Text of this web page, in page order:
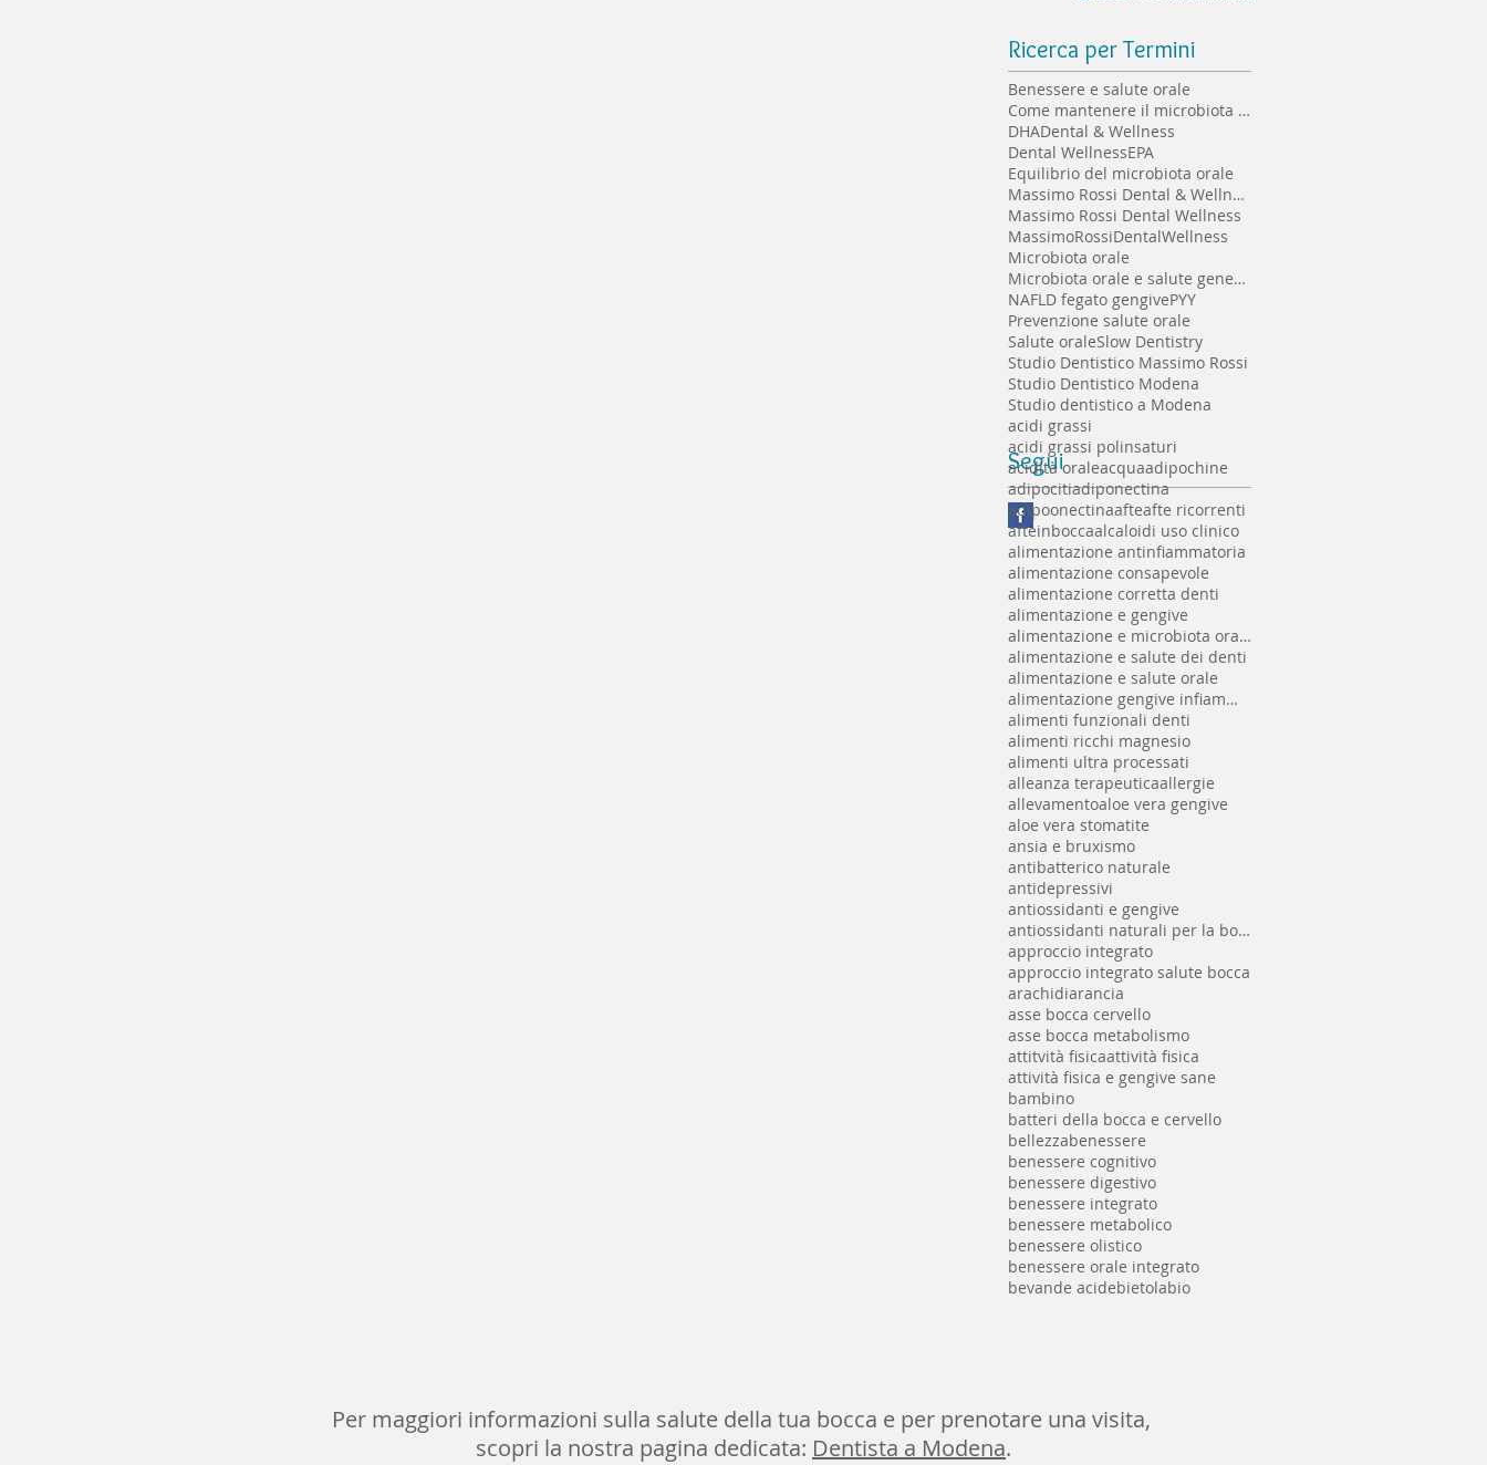
Ricerca per Termini
Segui
Benessere e salute orale
Come mantenere il microbiota orale sano
DHADental & Wellness
Dental WellnessEPA
Equilibrio del microbiota orale
Massimo Rossi Dental & Wellness
Massimo Rossi Dental Wellness
MassimoRossiDentalWellness
Microbiota orale
Microbiota orale e salute generale
NAFLD fegato gengivePYY
Prevenzione salute orale
Salute oraleSlow Dentistry
Studio Dentistico Massimo Rossi
Studio Dentistico Modena
Studio dentistico a Modena
acidi grassi
acidi grassi polinsaturi
acidità oraleacquaadipochine
adipocitiadiponectina
adipoonectinaafteafte ricorrenti
afteinboccaalcaloidi uso clinico
alimentazione antinfiammatoria
alimentazione consapevole
alimentazione corretta denti
alimentazione e gengive
alimentazione e microbiota orale
alimentazione e salute dei denti
alimentazione e salute orale
alimentazione gengive infiammate
alimenti funzionali denti
alimenti ricchi magnesio
alimenti ultra processati
alleanza terapeuticaallergie
allevamentoaloe vera gengive
aloe vera stomatite
ansia e bruxismo
antibatterico naturale
antidepressivi
antiossidanti e gengive
antiossidanti naturali per la bocca
approccio integrato
approccio integrato salute bocca
arachidiarancia
asse bocca cervello
asse bocca metabolismo
attitvità fisicaattività fisica
attività fisica e gengive sane
bambino
batteri della bocca e cervello
bellezzabenessere
benessere cognitivo
benessere digestivo
benessere integrato
benessere metabolico
benessere olistico
benessere orale integrato
bevande acidebietolabio
Per maggiori informazioni sulla salute della tua bocca e per prenotare una visita,
scopri la nostra pagina dedicata: Dentista a Modena.